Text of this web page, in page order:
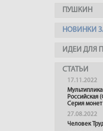
ПУШКИН
НОВИНКИ
ИДЕИ ДЛЯ
СТАТЬИ
17.11.2022
Российская
Серия монет
27.08.2022
Человек